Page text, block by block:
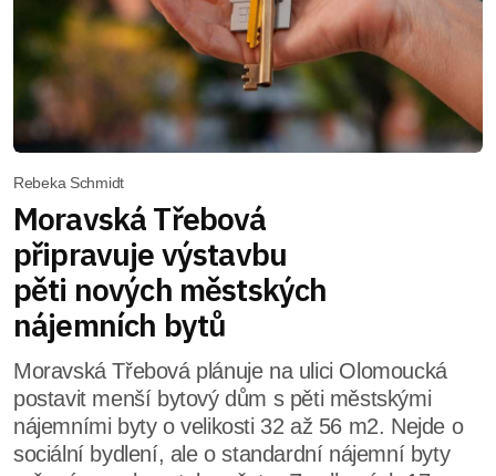
Rebeka Schmidt
Moravská Třebová
připravuje výstavbu
pěti nových městských
nájemních bytů
Moravská Třebová plánuje na ulici Olomoucká
postavit menší bytový dům s pěti městskými
nájemními byty o velikosti 32 až 56 m2. Nejde o
sociální bydlení, ale o standardní nájemní byty